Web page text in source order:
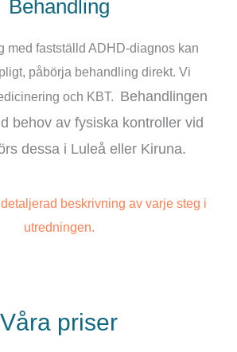
Behandling
med fastställd ADHD-diagnos kan
påbörja behandling direkt. Vi
och KBT. Behandlingen
behov av fysiska kontroller vid
dessa i Luleå eller Kiruna.
beskrivning av varje steg i
utredningen.
Våra priser